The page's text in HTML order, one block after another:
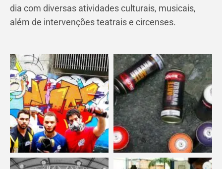
dia com diversas atividades culturais, musicais,
além de intervenções teatrais e circenses.